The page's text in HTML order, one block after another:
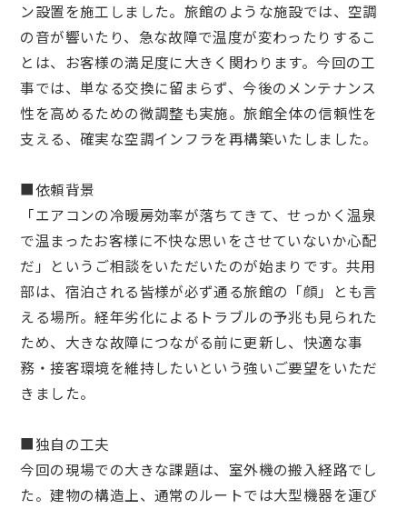
ン設置を施工しました。旅館のような施設では、空調
の音が響いたり、急な故障で温度が変わったりするこ
とは、お客様の満足度に大きく関わります。今回の工
事では、単なる交換に留まらず、今後のメンテナンス
性を高めるための微調整も実施。旅館全体の信頼性を
支える、確実な空調インフラを再構築いたしました。
■依頼背景
「エアコンの冷暖房効率が落ちてきて、せっかく温泉
で温まったお客様に不快な思いをさせていないか心配
だ」というご相談をいただいたのが始まりです。共用
部は、宿泊される皆様が必ず通る旅館の「顔」とも言
える場所。経年劣化によるトラブルの予兆も見られた
ため、大きな故障につながる前に更新し、快適な事
務・接客環境を維持したいという強いご要望をいただ
きました。
■独自の工夫
今回の現場での大きな課題は、室外機の搬入経路でし
た。建物の構造上、通常のルートでは大型機器を運び